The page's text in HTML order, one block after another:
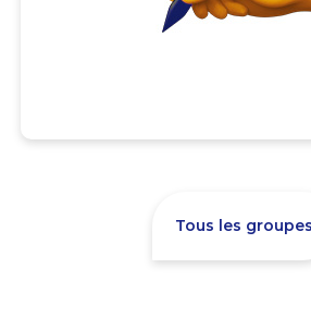
Tous les groupes